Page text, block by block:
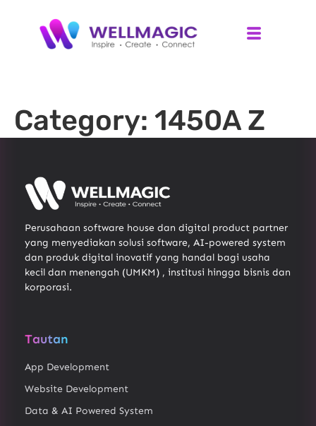
Category: 1450A Z
Perusahaan software house dan digital product partner
yang menyediakan solusi software, AI-powered system
dan produk digital inovatif yang handal bagi usaha
kecil dan menengah (UMKM) , institusi hingga bisnis dan
korporasi.
Tautan
App Development
Website Development
Data & AI Powered System